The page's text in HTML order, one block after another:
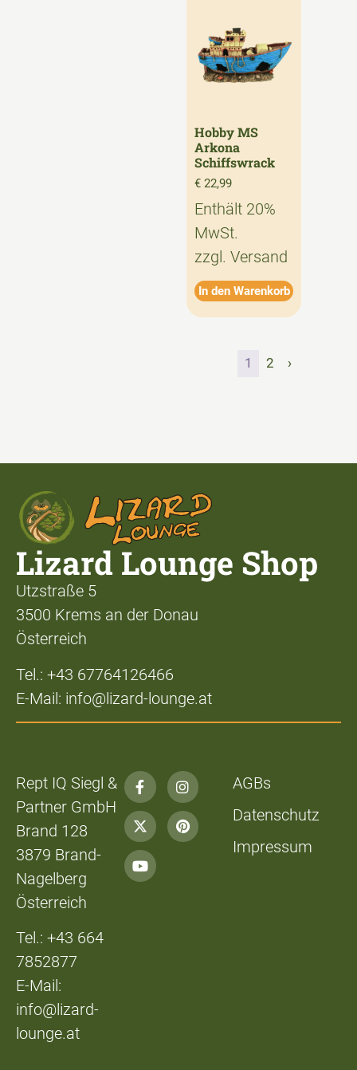
Hobby MS
Arkona
Schiffswrack
€ 22,99
Enthält 20%
MwSt.
zzgl. Versand
In den Warenkorb
1 2 ›
Lizard Lounge Shop
Utzstraße 5
3500 Krems an der Donau
Österreich
Tel.: +43 67764126466
E-Mail: info@lizard-lounge.at
Rept IQ Siegl &
Partner GmbH
Brand 128
3879 Brand-
Nagelberg
Österreich
Tel.: +43 664
7852877
E-Mail:
info@lizard-
lounge.at
AGBs
Datenschutz
Impressum